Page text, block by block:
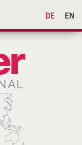
DE EN